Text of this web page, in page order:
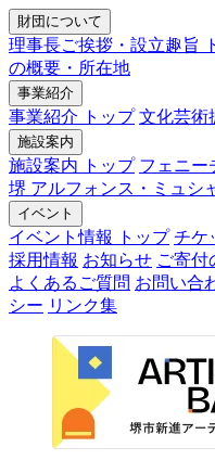
財団について
理事長ご挨拶・設立趣旨
の概要・所在地
事業紹介
事業紹介 トップ 文化芸術
施設案内
施設案内 トップ フェニー
堺 アルフォンス・ミュシ
イベント
イベント情報 トップ チケ
採用情報 お知らせ ご寄付
よくあるご質問 お問い合
シー リンク集